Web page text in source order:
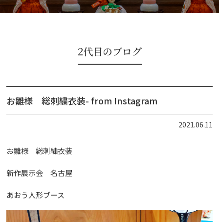
2代目のブログ
お雛様 総刺繍衣装- from Instagram
2021.06.11
お雛様 総刺繍衣装
新作展示会 名古屋
あおう人形ブース